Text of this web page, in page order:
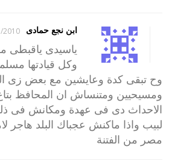
ابن نجع حمادى 17:29
ياسيدى ياقبطى
وكل قيادتها
وح تبقى كدة وعايشين مع بعض زى
ومسيحيين ومتنساش ان المحافظ
الاحداث دى فى عهدة ومكانش فى
لبيب واذا ماكنش عجباك البلد هاجر
مصر من الفتنة